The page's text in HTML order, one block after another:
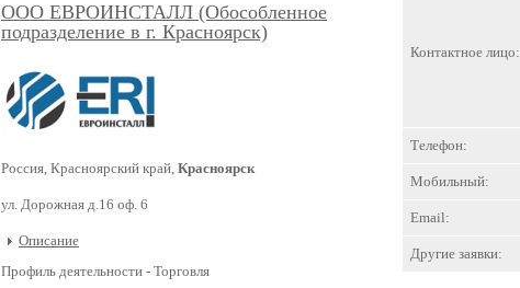
ООО ЕВРОИНСТАЛЛ (Обособленное
подразделение в г. Красноярск)
Россия, Красноярский край, Красноярск
ул. Дорожная д.16 оф. 6
Описание
Профиль деятельности - Торговля
Контактное лицо:
Телефон:
Мобильный:
Email:
Другие заявки: